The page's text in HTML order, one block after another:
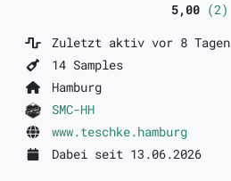
5,00 (2)
Zuletzt aktiv vor 8 Tagen
14 Samples
Hamburg
SMC-HH
www.teschke.hamburg
Dabei seit 13.06.2026